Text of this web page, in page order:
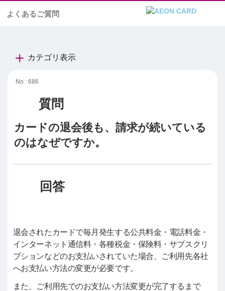
よくあるご質問
カテゴリ表示
No : 686
カードの退会後も、請求が続いている
のはなぜですか。
退会されたカードで毎月発生する公共料金・電話料金・
インターネット通信料・各種税金・保険料・サブスクリ
プションなどのお支払いされていた場合、ご利用先各社
へお支払い方法の変更が必要です。
また、ご利用先でのお支払い方法変更が完了するまで